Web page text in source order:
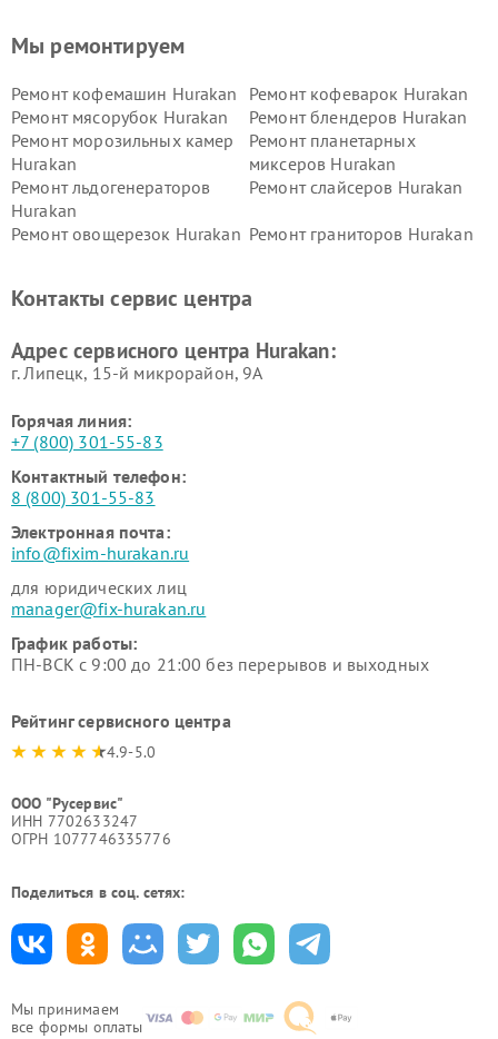
Мы принимаем
все формы оплаты
Мы ремонтируем
Ремонт кофемашин Hurakan
Ремонт кофеварок Hurakan
Ремонт мясорубок Hurakan
Ремонт блендеров Hurakan
Ремонт морозильных камер
Hurakan
Ремонт планетарных
миксеров Hurakan
Ремонт льдогенераторов
Hurakan
Ремонт слайсеров Hurakan
Ремонт овощерезок Hurakan Ремонт граниторов Hurakan
Hurakan
Контакты сервис центра
Адрес сервисного центра Hurakan:
г. Липецк, 15-й микрорайон, 9А
Горячая линия:
+7 (800) 301-55-83
Контактный телефон:
8 (800) 301-55-83
Электронная почта:
info@fixim-hurakan.ru
для юридических лиц
manager@fix-hurakan.ru
График работы:
ПН-ВСК с 9:00 до 21:00 без перерывов и выходных
Рейтинг сервисного центра
4.9-5.0
ООО "Русервис"
ИНН 7702633247
ОГРН 1077746335776
Поделиться в соц. сетях: